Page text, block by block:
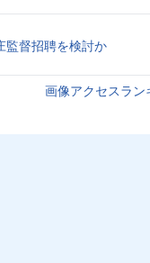
監督招聘を検討か
画像アクセスラン